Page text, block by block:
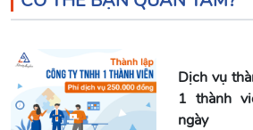
Dịch vụ
1 thành
ngày